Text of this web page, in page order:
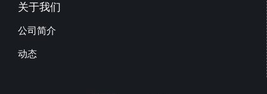
关于我们
公司简介
动态